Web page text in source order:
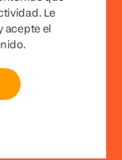
Le
acepte el